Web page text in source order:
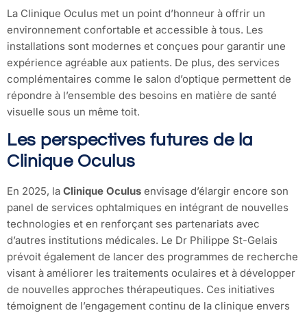
La Clinique Oculus met un point d’honneur à offrir un
environnement confortable et accessible à tous. Les
installations sont modernes et conçues pour garantir une
expérience agréable aux patients. De plus, des services
complémentaires comme le salon d’optique permettent de
répondre à l’ensemble des besoins en matière de santé
visuelle sous un même toit.
Les perspectives futures de la
Clinique Oculus
En 2025, la Clinique Oculus envisage d’élargir encore son
panel de services ophtalmiques en intégrant de nouvelles
technologies et en renforçant ses partenariats avec
d’autres institutions médicales. Le Dr Philippe St-Gelais
prévoit également de lancer des programmes de recherche
visant à améliorer les traitements oculaires et à développer
de nouvelles approches thérapeutiques. Ces initiatives
témoignent de l’engagement continu de la clinique envers